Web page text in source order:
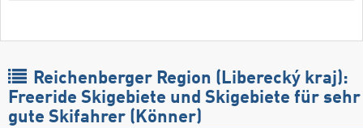
Reichenberger Region (Liberecký kraj):
Freeride Skigebiete und Skigebiete für sehr
gute Skifahrer (Könner)